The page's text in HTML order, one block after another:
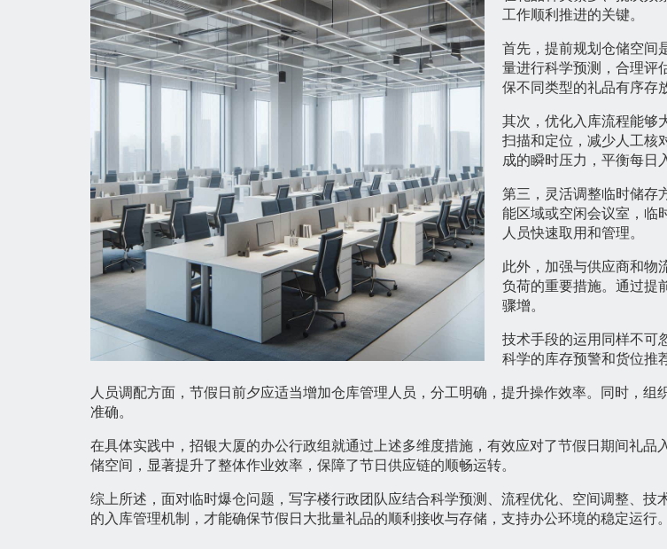
工作顺利推进的关键。
首先，提前规划仓储空间
量进行科学预测，合理评
保不同类型的礼品有序存
其次，优化入库流程能够
扫描和定位，减少人工核
成的瞬时压力，平衡每日
第三，灵活调整临时储存
能区域或空闲会议室，临
人员快速取用和管理。
此外，加强与供应商和物
负荷的重要措施。通过提
骤增。
技术手段的运用同样不可
科学的库存预警和货位推
人员调配方面，节假日前夕应适当增加仓库管理人员，分工明确，提升操作效率。同时，
准确。
在具体实践中，招银大厦的办公行政组就通过上述多维度措施，有效应对了节假日期间礼
储空间，显著提升了整体作业效率，保障了节日供应链的顺畅运转。
综上所述，面对临时爆仓问题，写字楼行政团队应结合科学预测、流程优化、空间调整、
的入库管理机制，才能确保节假日大批量礼品的顺利接收与存储，支持办公环境的稳定运行。